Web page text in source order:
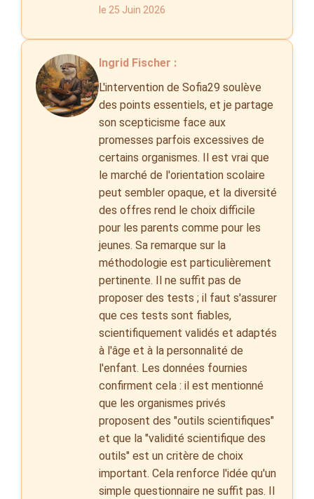
le 25 Juin 2026
Ingrid Fischer :
L'intervention de Sofia29 soulève
des points essentiels, et je partage
son scepticisme face aux
promesses parfois excessives de
certains organismes. Il est vrai que
le marché de l'orientation scolaire
peut sembler opaque, et la diversité
des offres rend le choix difficile
pour les parents comme pour les
jeunes. Sa remarque sur la
méthodologie est particulièrement
pertinente. Il ne suffit pas de
proposer des tests ; il faut s'assurer
que ces tests sont fiables,
scientifiquement validés et adaptés
à l'âge et à la personnalité de
l'enfant. Les données fournies
confirment cela : il est mentionné
que les organismes privés
proposent des "outils scientifiques"
et que la "validité scientifique des
outils" est un critère de choix
important. Cela renforce l'idée qu'un
simple questionnaire ne suffit pas. Il